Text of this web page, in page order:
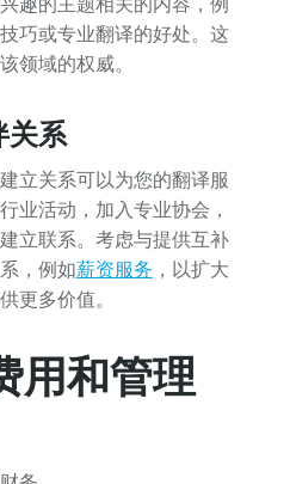
巧或专业翻译的好处。这
领域的权威。
关系
立关系可以为您的翻译服
业活动，加入专业协会，
立联系。考虑与提供互补
，例如薪资服务 ，以扩大
更多价值。
用和管理